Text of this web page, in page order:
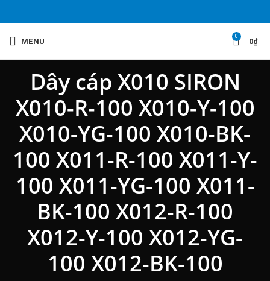
MENU
0
0₫
Dây cáp X010 SIRON
X010-R-100 X010-Y-100
X010-YG-100 X010-BK-
100 X011-R-100 X011-Y-
100 X011-YG-100 X011-
BK-100 X012-R-100
X012-Y-100 X012-YG-
100 X012-BK-100